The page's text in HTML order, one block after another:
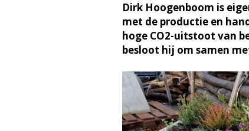
Dirk Hoogenboom is
met de productie en
hoge CO2-uitstoot van
besloot hij om samen